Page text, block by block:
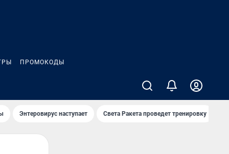
ПРОМОКОДЫ
Энтеровирус наступает Света Ракета проведет тренировку